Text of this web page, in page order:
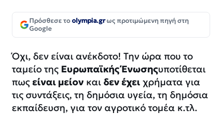
Πρόσθεσε τοolympia.grως προτιμώμενη πηγή στη
Google
Όχι, δεν είναι ανέκδοτο! Την ώρα που το
ταμείο της Ευρωπαϊκής Ένωσηςυποτίθεται
πως είναι μείον και δεν έχει χρήματα για
τις συντάξεις, τη δημόσια υγεία, τη δημόσια
εκπαίδευση, για τον αγροτικό τομέα κ.τλ.